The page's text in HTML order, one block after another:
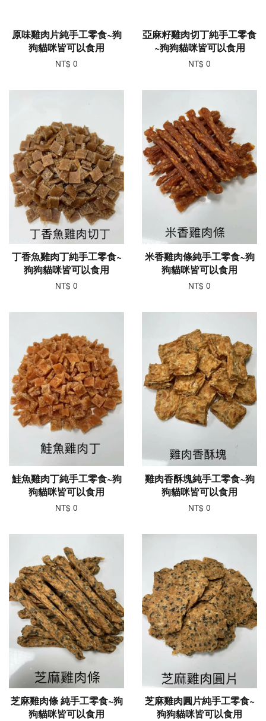
原味雞肉片純手工零食~狗
狗貓咪皆可以食用
NT$ 0
亞麻籽雞肉切丁純手工零食
~狗狗貓咪皆可以食用
NT$ 0
丁香魚雞肉丁純手工零食~
狗狗貓咪皆可以食用
NT$ 0
米香雞肉條純手工零食~狗
狗貓咪皆可以食用
NT$ 0
鮭魚雞肉丁純手工零食~狗
狗貓咪皆可以食用
NT$ 0
雞肉香酥塊純手工零食~狗
狗貓咪皆可以食用
NT$ 0
芝麻雞肉條 純手工零食~狗
狗貓咪皆可以食用
芝麻雞肉圓片純手工零食~
狗狗貓咪皆可以食用